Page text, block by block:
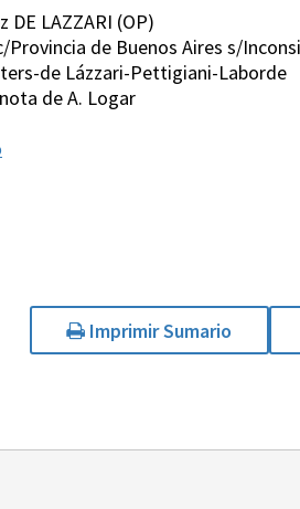
DE LAZZARI (OP)
Provincia de Buenos Aires s/
de Lázzari-Pettigiani-Laborde
de A. Logar
Imprimir Sumario